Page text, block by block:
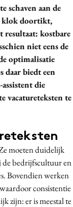
schaven aan de
klok doortikt,
resultaat: kostbare
niet eens de
optimalisatie
daar biedt een
die
vacatureteksten te
moeten duidelijk
de bedrijfscultuur en
Bovendien werken
consistentie
zijn: er is meestal te